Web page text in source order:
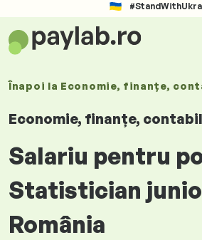
Înapoi la Economie, finanțe,
Economie, finanțe,
Salariu pentru
Statistician
România